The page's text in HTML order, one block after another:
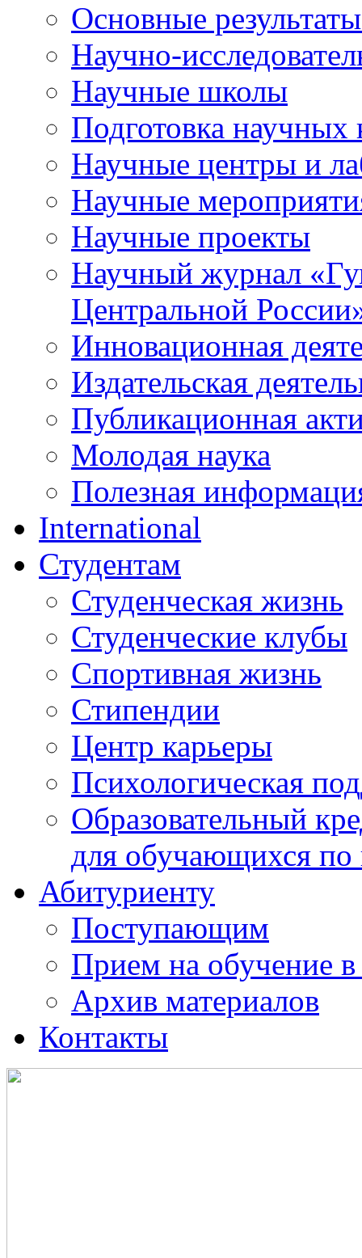
Основные
Научно-
Научные школы
Подготовка научных
Научные центры и
Научные
Научные проекты
Научный журнал «
Центральной
Инновационная
Издательская
Публикационная
Молодая наука
Полезная
International
Студентам
Студенческая жизнь
Студенческие клубы
Спортивная жизнь
Стипендии
Центр карьеры
Психологическая
Образовательный
для обучающихся
Абитуриенту
Поступающим
Прием на обучение в
Архив материалов
Контакты